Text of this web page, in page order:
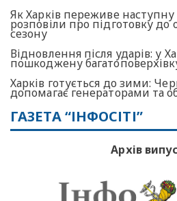
Як Харків переживе
розповіли про підготовку до
сезону
Відновлення після ударів: у
пошкоджену
Харків готується до зими:
допомагає генераторами та
ГАЗЕТА “ІНФОСІТІ”
Архів